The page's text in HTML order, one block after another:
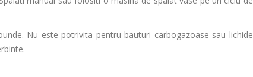
Nu este potrivita pentru bauturi carbogazoase sau lichide